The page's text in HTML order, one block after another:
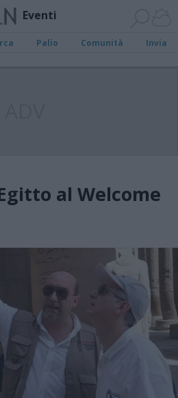
Eventi
Palio Comunità Invia
al Welcome